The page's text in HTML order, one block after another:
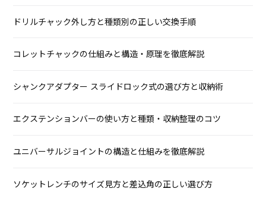
ドリルチャック外し方と種類別の正しい交換手順
コレットチャックの仕組みと構造・原理を徹底解説
シャンクアダプター スライドロック式の選び方と収納術
エクステンションバーの使い方と種類・収納整理のコツ
ユニバーサルジョイントの構造と仕組みを徹底解説
ソケットレンチのサイズ見方と差込角の正しい選び方